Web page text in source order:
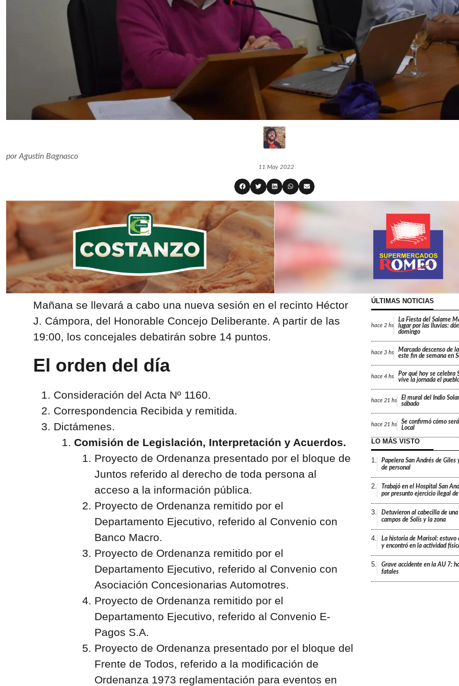
porAgustín Bagnasco
11 May 2022
Mañana se llevará a cabo una nueva sesión en el recinto Héctor
J. Cámpora, del Honorable Concejo Deliberante. A partir de las
19:00, los concejales debatirán sobre 14 puntos.
El orden del día
Consideración del Acta Nº 1160.
Correspondencia Recibida y remitida.
Dictámenes.
Comisión de Legislación, Interpretación y Acuerdos.
Proyecto de Ordenanza presentado por el bloque de
Juntos referido al derecho de toda persona al
acceso a la información pública.
Proyecto de Ordenanza remitido por el
Departamento Ejecutivo, referido al Convenio con
Banco Macro.
Proyecto de Ordenanza remitido por el
Departamento Ejecutivo, referido al Convenio con
Asociación Concesionarias Automotres.
Proyecto de Ordenanza remitido por el
Departamento Ejecutivo, referido al Convenio E-
Pagos S.A.
Proyecto de Ordenanza presentado por el bloque del
Frente de Todos, referido a la modificación de
Ordenanza 1973 reglamentación para eventos en
ÚLTIMAS NOTICIAS
hace 2 hs
La Fiesta del Salame
lugar por las lluvias:
domingo
hace 3 hs
Marcado descenso de
este fin de semana en
hace 4 hs
Por qué hoy se celebra
vive la jornada el
hace 21 hs
El mural del Indio
sábado
hace 21 hs
Se confirmó cómo
Local
LO MÁS VISTO
1.
Papelera San Andrés de Giles
de personal
2.
Trabajó en el Hospital San
por presunto ejercicio ilegal
3.
Detuvieron al cabecilla de una
campos de Solís y la zona
4.
La historia de Marisol: estuvo
y encontró en la actividad
5.
Grave accidente en la AU 7:
fatales